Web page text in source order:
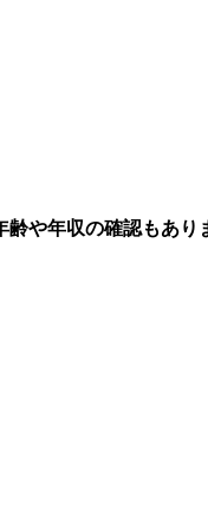
や年収の確認もあり